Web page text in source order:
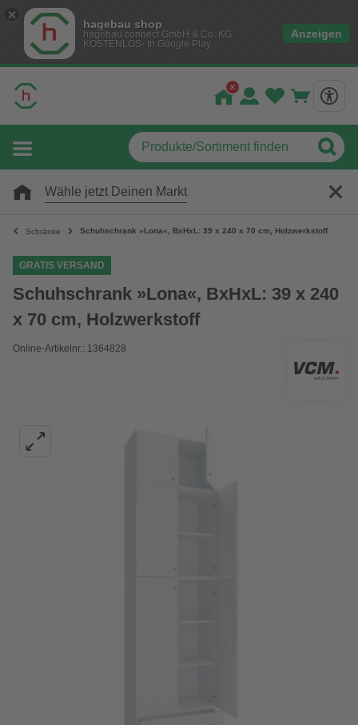
hagebau shop
hagebau connect GmbH & Co. KG
KOSTENLOS- In Google Play
Anzeigen
Wähle jetzt Deinen Markt
Schränke Schuhschrank »Lona«, BxHxL: 39 x 240 x 70 cm, Holzwerkstoff
GRATIS VERSAND
Schuhschrank »Lona«, BxHxL: 39 x 240
x 70 cm, Holzwerkstoff
Online-Artikelnr.: 1364828